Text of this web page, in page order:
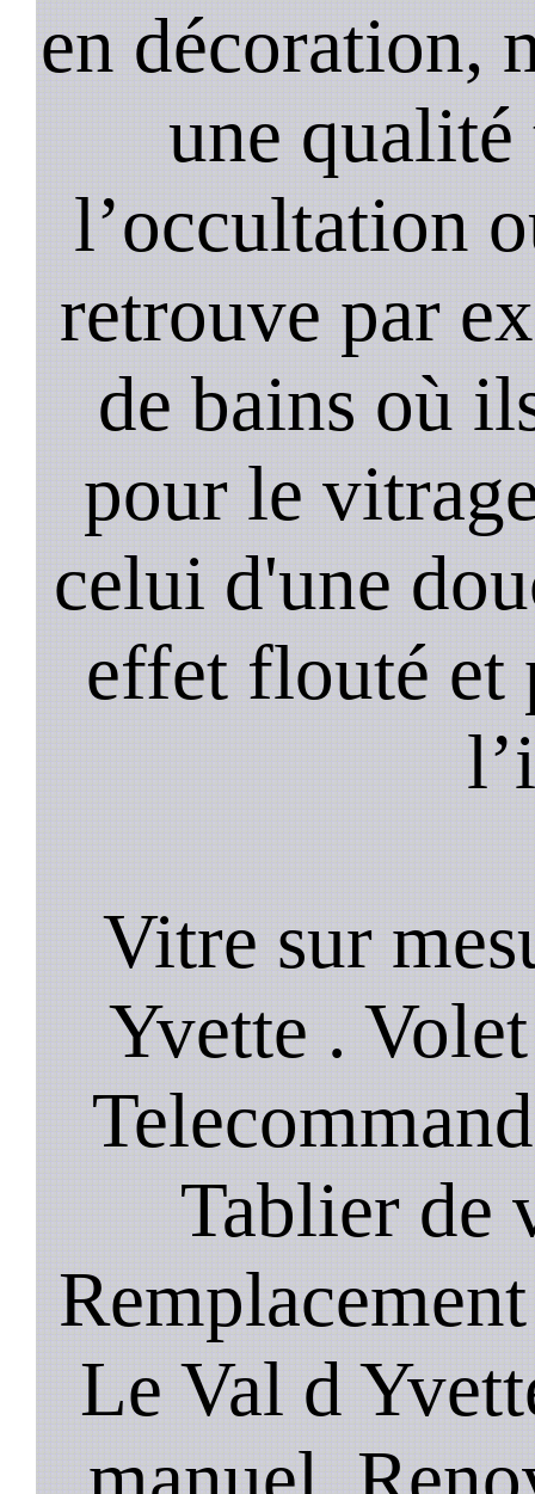
en décoration,
une
l’occultation
retrouve par
de bains où
pour le
celui d'une
effet flouté et
Vitre sur
Yvette .
Tablier de
Le Val d